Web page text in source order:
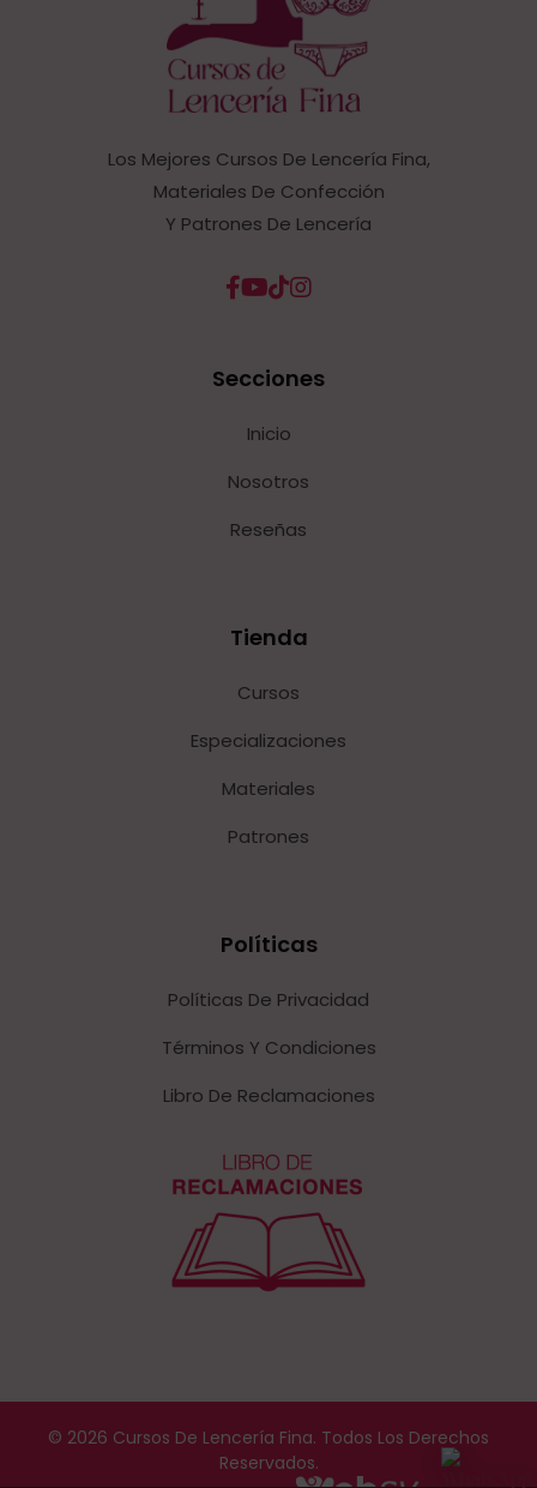
Los Mejores Cursos De Lencería Fina,
Materiales De Confección
Y Patrones De Lencería
Secciones
Inicio
Nosotros
Reseñas
Tienda
Cursos
Especializaciones
Materiales
Patrones
Políticas
Políticas De Privacidad
Términos Y Condiciones
Libro De Reclamaciones
© 2026 Cursos De Lencería Fina. Todos Los Derechos
Reservados.